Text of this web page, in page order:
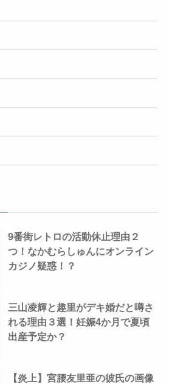
9番街レトロの活動休止理由２
つ！なかむらしゅんにオンライン
カジノ疑惑！？
三山凌輝と趣里がデキ婚だと噂さ
れる理由３選！妊娠4か月で夏頃
出産予定か？
【炎上】宮腰友里亜の彼氏の画像